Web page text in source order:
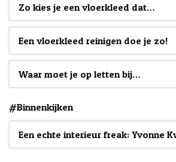
Zo kies je een vloerkleed dat…
Een vloerkleed reinigen doe je zo!
Waar moet je op letten bij…
#Binnenkijken
Een echte interieur freak: Yvonne